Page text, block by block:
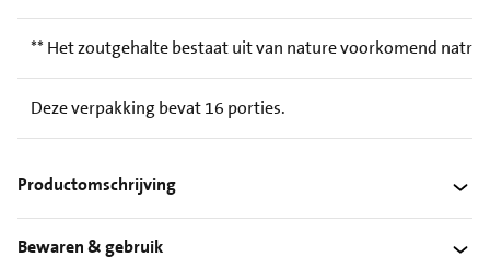
** Het zoutgehalte bestaat uit van nature voorkomend
Deze verpakking bevat 16 porties.
Productomschrijving
Bewaren & gebruik